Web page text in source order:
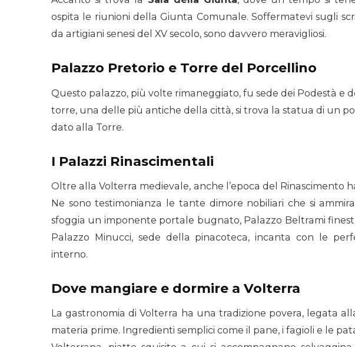
ospita le riunioni della Giunta Comunale. Soffermatevi sugli
da artigiani senesi del XV secolo, sono davvero meravigliosi.
Palazzo Pretorio e Torre del Porcellino
Questo palazzo, più volte rimaneggiato, fu sede dei Podestà e
torre, una delle più antiche della città, si trova la statua di un
dato alla Torre.
I Palazzi Rinascimentali
Oltre alla Volterra medievale, anche l’epoca del Rinascimento
Ne sono testimonianza le tante dimore nobiliari che si
sfoggia un imponente portale bugnato, Palazzo Beltrami
Palazzo Minucci, sede della pinacoteca, incanta con le
interno.
Dove mangiare e dormire a Volterra
La gastronomia di Volterra ha una tradizione povera, legata
materia prime. Ingredienti semplici come il pane, i fagioli e le